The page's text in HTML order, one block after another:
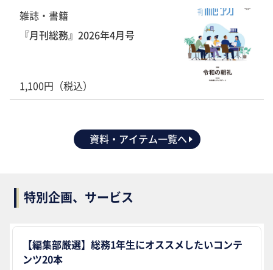
雑誌・書籍
『月刊総務』2026年4月号
1,100円（税込）
資料・アイテム一覧へ
特別企画、サービス
【編集部厳選】総務1年生にオススメしたいコンテ
ンツ20本